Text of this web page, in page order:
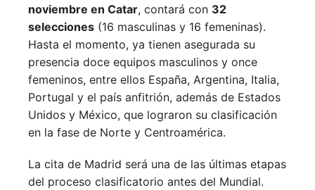
noviembre en Catar, contará con 32
selecciones (16 masculinas y 16 femeninas).
Hasta el momento, ya tienen asegurada su
presencia doce equipos masculinos y once
femeninos, entre ellos España, Argentina, Italia,
Portugal y el país anfitrión, además de Estados
Unidos y México, que lograron su clasificación
en la fase de Norte y Centroamérica.
La cita de Madrid será una de las últimas etapas
del proceso clasificatorio antes del Mundial.